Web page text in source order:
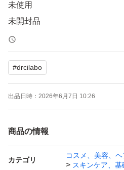
未使用
未開封品
未使用品となっておりますが
いませ。
自宅保管による外箱凹み擦れ
ご理解頂ける方のみご購入宜し
よろしくお願い致します。
#drcilabo
出品日時： 2026年6月7日 10:26
商品の情報
カテゴリ
コスメ、美容、
スキンケア、基